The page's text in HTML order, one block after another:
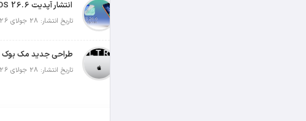
تاریخ انتشار: 28 جولای 2026
تاریخ انتشار: 28 جولای 2026